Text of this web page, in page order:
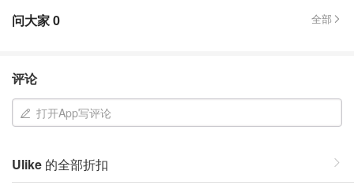
问大家0 全部
评论
打开App写评论
Ulike 的全部折扣